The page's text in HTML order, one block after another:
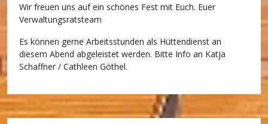
Wir freuen uns auf ein schönes Fest mit Euch. Euer
Verwaltungsratsteam
Es können gerne Arbeitsstunden als Hüttendienst an
diesem Abend abgeleistet werden. Bitte Info an Katja
Schaffner / Cathleen Göthel.